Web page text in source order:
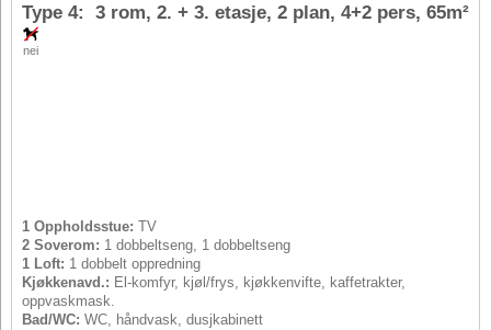
nei
Type 4: 3 rom, 2. + 3. etasje, 2 plan, 4+2 pers, 65m²
1 Oppholdsstue: TV
2 Soverom: 1 dobbeltseng, 1 dobbeltseng
1 Loft: 1 dobbelt oppredning
Kjøkkenavd.: El-komfyr, kjøl/frys, kjøkkenvifte, kaffetrakter,
oppvaskmask.
Bad/WC: WC, håndvask, dusjkabinett